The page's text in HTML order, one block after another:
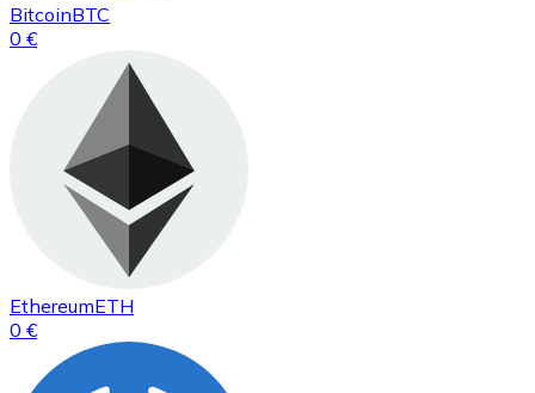
BitcoinBTC
0 €
EthereumETH
0 €